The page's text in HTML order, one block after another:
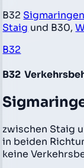
B32 Sigmaringen
Staig und B30,
B32
B32
zwischen Staig
in beiden
keine